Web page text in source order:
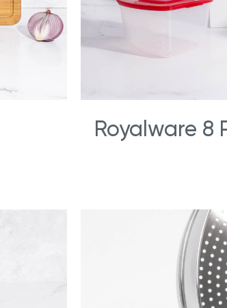
Royalware 8